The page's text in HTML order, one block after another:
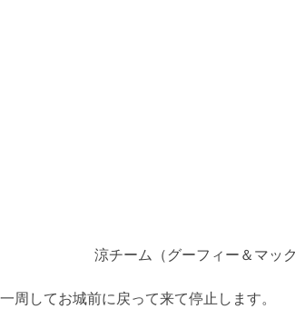
周してお城前に戻って来て停止します。